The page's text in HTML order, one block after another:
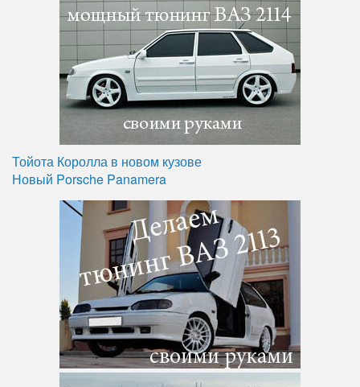
Тойота Королла в новом кузове
Новый Porsche Panamera